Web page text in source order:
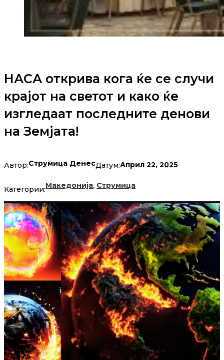
НАСА открива кога ќе се случи
крајот на светот и како ќе
изгледаат последните денови
на Земјата!
Автор:Струмица ДенесДатум:Април 22, 2025
Категории:Македонија, Струмица